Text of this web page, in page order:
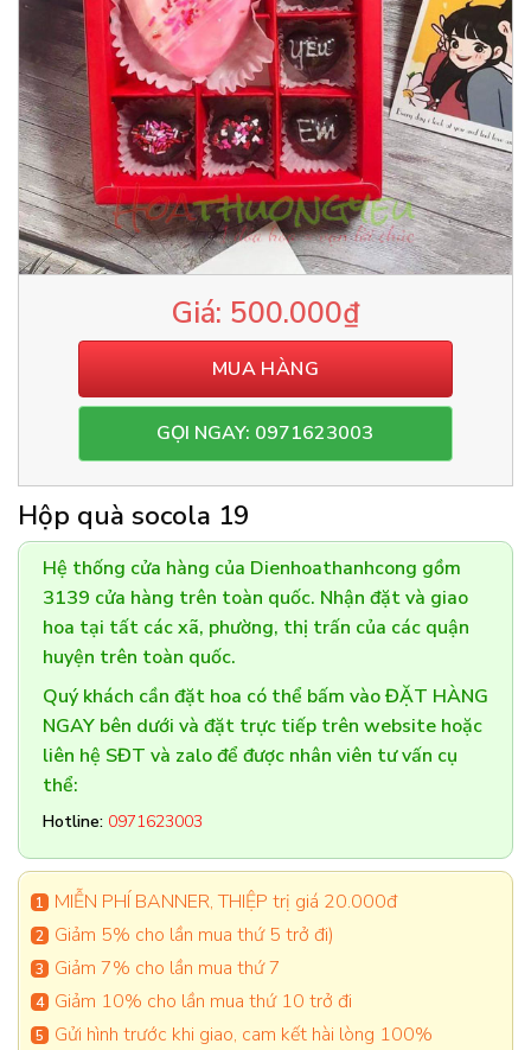
500.000₫
MUA HÀNG
GỌI NGAY: 0971623003
Hộp quà socola 19
Hệ thống cửa hàng của Dienhoathanhcong gồm
3139 cửa hàng trên toàn quốc. Nhận đặt và giao
hoa tại tất các xã, phường, thị trấn của các quận
huyện trên toàn quốc.
Quý khách cần đặt hoa có thể bấm vào ĐẶT HÀNG
NGAY bên dưới và đặt trực tiếp trên website hoặc
liên hệ SĐT và zalo để được nhân viên tư vấn cụ
thể:
Hotline: 0971623003
MIỄN PHÍ BANNER, THIỆP trị giá 20.000đ
Giảm 5% cho lần mua thứ 5 trở đi)
Giảm 7% cho lần mua thứ 7
Giảm 10% cho lần mua thứ 10 trở đi
Gửi hình trước khi giao, cam kết hài lòng 100%